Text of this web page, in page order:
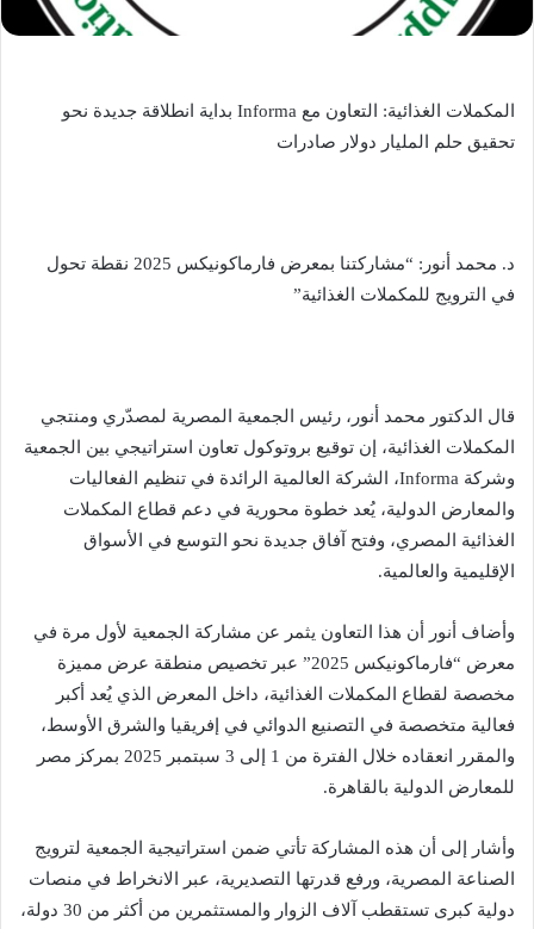
المكملات الغذائية: التعاون مع Informa بداية انطلاقة جديدة نحو
تحقيق حلم المليار دولار صادرات
د. محمد أنور: “مشاركتنا بمعرض فارماكونيكس 2025 نقطة تحول
في الترويج للمكملات الغذائية”
قال الدكتور محمد أنور، رئيس الجمعية المصرية لمصدّري ومنتجي
المكملات الغذائية، إن توقيع بروتوكول تعاون استراتيجي بين الجمعية
وشركة Informa، الشركة العالمية الرائدة في تنظيم الفعاليات
والمعارض الدولية، يُعد خطوة محورية في دعم قطاع المكملات
الغذائية المصري، وفتح آفاق جديدة نحو التوسع في الأسواق
الإقليمية والعالمية.
وأضاف أنور أن هذا التعاون يثمر عن مشاركة الجمعية لأول مرة في
معرض “فارماكونيكس 2025” عبر تخصيص منطقة عرض مميزة
مخصصة لقطاع المكملات الغذائية، داخل المعرض الذي يُعد أكبر
فعالية متخصصة في التصنيع الدوائي في إفريقيا والشرق الأوسط،
والمقرر انعقاده خلال الفترة من 1 إلى 3 سبتمبر 2025 بمركز مصر
للمعارض الدولية بالقاهرة.
وأشار إلى أن هذه المشاركة تأتي ضمن استراتيجية الجمعية لترويج
الصناعة المصرية، ورفع قدرتها التصديرية، عبر الانخراط في منصات
دولية كبرى تستقطب آلاف الزوار والمستثمرين من أكثر من 30 دولة،